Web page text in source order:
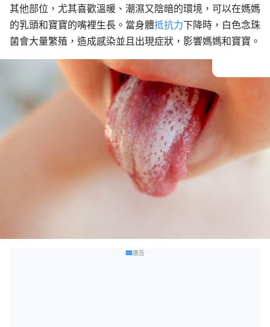
其他部位，尤其喜歡溫暖 、 潮濕又陰暗的環境，可以在媽媽
的乳頭和寶寶的嘴裡生長。當身體抵抗力下降時，白色念珠
菌會大量繁殖，造成感染並且出現症狀，影響媽媽和寶寶。
廣告